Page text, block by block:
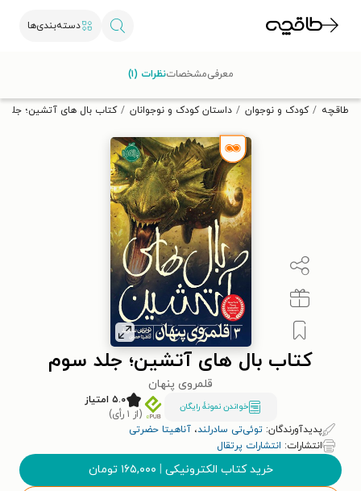
دسته‌بندی‌ها
تخفیف از طاقچه دریافت کن.
طاقچه کودک و نوجوان داستان کودک و نوجوانان کتاب بال های آتشین؛ جلد
کتاب بال های آتشین؛ جلد سوم
قلمروی پنهان
خواندن نمونۀ رایگان
۵.۰ امتیاز
(از ۱ رأی)
پدیدآورندگان: توئی‌تی سادرلند، آناهیتا حضرتی
انتشارات: انتشارات پرتقال
خرید کتاب الکترونیکی | ۱۶۵,۰۰۰ تومان
معرفیمشخصاتنظرات (۱)